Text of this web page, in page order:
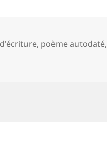
, poème autodaté,